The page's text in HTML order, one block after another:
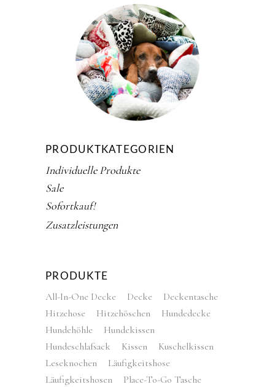
PRODUKTKATEGORIEN
Individuelle Produkte
Sale
Sofortkauf!
Zusatzleistungen
PRODUKTE
All-In-One Decke Decke
Deckentasche
Hitzehose
Hitzehöschen
Hundedecke
Hundehöhle
Hundekissen
Hundeschlafsack
Kissen
Kuschelkissen
Leseknochen
Läufigkeitshose
Läufigkeitshosen
Place-To-Go Tasche